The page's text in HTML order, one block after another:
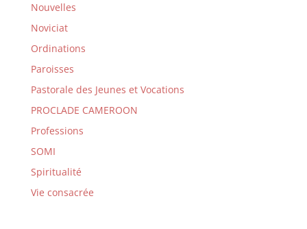
Nouvelles
Noviciat
Ordinations
Paroisses
Pastorale des Jeunes et Vocations
PROCLADE CAMEROON
Professions
SOMI
Spiritualité
Vie consacrée